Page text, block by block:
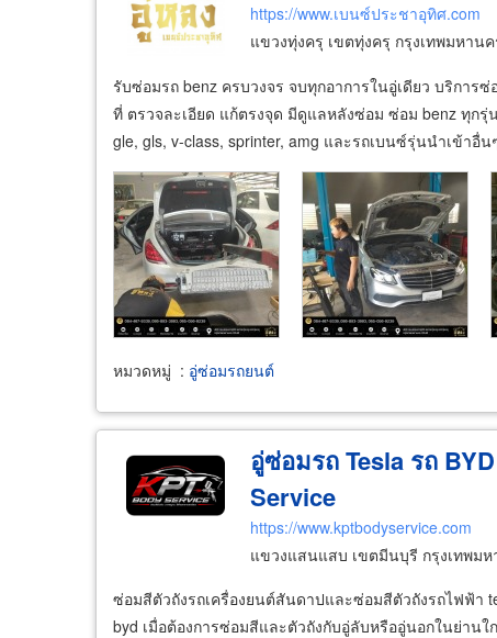
https://www.เบนซ์ประชาอุทิศ.com
แขวงทุ่งครุ เขตทุ่งครุ กรุงเทพมหาน
รับซ่อมรถ benz ครบวงจร จบทุกอาการในอู่เดียว บริกา
ที่ ตรวจละเอียด แก้ตรงจุด มีดูแลหลังซ่อม ซ่อม benz ทุกรุ่
gle, gls, v-class, sprinter, amg และรถเบนซ์รุ่นนำเข้าอื่น
หมวดหมู่ : อู่ซ่อมรถยนต์
อู่ซ่อมรถ Tesla รถ
Service
https://www.kptbodyservice.com
แขวงแสนแสบ เขตมีนบุรี กรุงเทพมห
ซ่อมสีตัวถังรถเครื่องยนต์สันดาปและซ่อมสีตัวถังรถไฟฟ้า
byd เมื่อต้องการซ่อมสีและตัวถังกับอู่ลับหรืออู่นอกในย่าน